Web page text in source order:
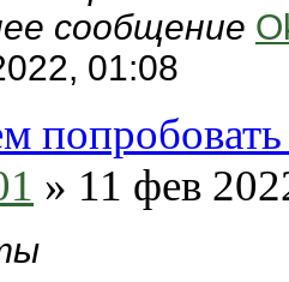
сообщение
01:08
» 11 фев